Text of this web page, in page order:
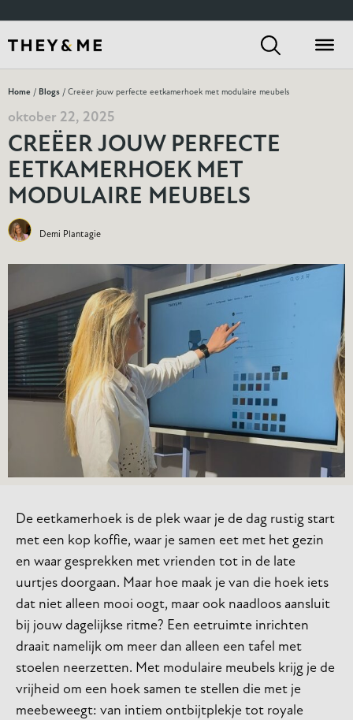
Home / Blogs / Creëer jouw perfecte eetkamerhoek met modulaire meubels
oktober 22, 2025
CREËER JOUW PERFECTE
EETKAMERHOEK MET
MODULAIRE MEUBELS
Demi Plantagie
De eetkamerhoek is de plek waar je de dag rustig start
met een kop koffie, waar je samen eet met het gezin
en waar gesprekken met vrienden tot in de late
uurtjes doorgaan. Maar hoe maak je van die hoek iets
dat niet alleen mooi oogt, maar ook naadloos aansluit
bij jouw dagelijkse ritme? Een eetruimte inrichten
draait namelijk om meer dan alleen een tafel met
stoelen neerzetten. Met modulaire meubels krijg je de
vrijheid om een hoek samen te stellen die met je
meebeweegt: van intiem ontbijtplekje tot royale